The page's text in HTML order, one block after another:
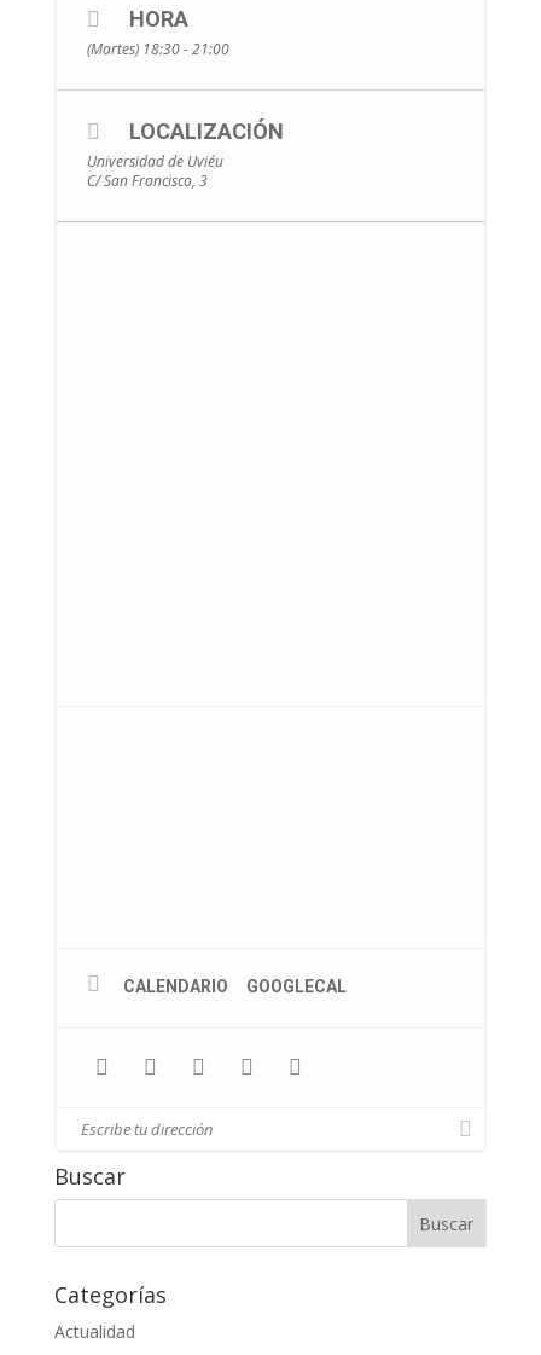
A las horas 19:30 en el edificio histórico de la
Universidad habrá un acto de homenaje a su figura
que contará con las intervenciones de Don Ignacio
Francisco Erice profesor de historia contemporánea
nieto de Don Leopoldo Alas Argüelles.
HORA
(Martes) 18:30 - 21:00
LOCALIZACIÓN
Universidad de Uviéu
C/ San Francisco, 3
CALENDARIO GOOGLECAL
Buscar
Categorías
Actualidad